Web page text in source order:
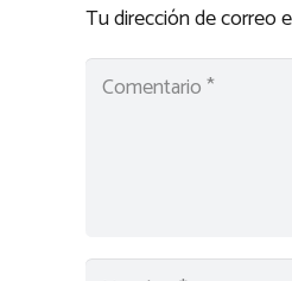
Tu dirección de correo